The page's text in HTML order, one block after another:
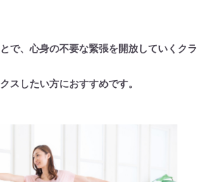
で、心身の不要な緊張を開放していくクラ
スしたい方におすすめです。